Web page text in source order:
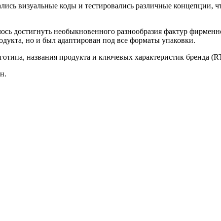
визуальные коды и тестировались различные концепции,
достигнуть необыкновенного разнообразия фактур
но и был адаптирован под все форматы упаковки.
названия продукта и ключевых характеристик бренда